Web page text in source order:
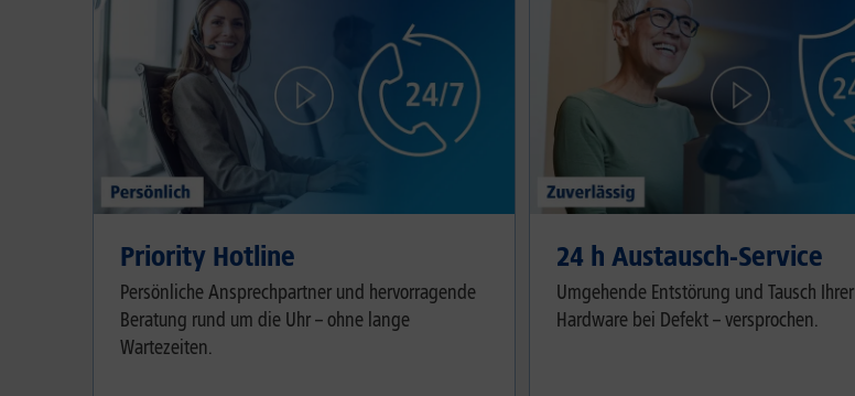
Priority Hotline
Persönliche Ansprechpartner und hervorragende
Beratung rund um die Uhr – ohne lange
Wartezeiten.
24 h Austausch-Service
Umgehende Entstörung und Tausch Ihrer
Hardware bei Defekt – versprochen.